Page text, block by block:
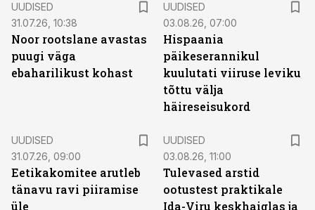
UUDISED
31.07.26, 10:38
Noor rootslane avastas
puugi väga
ebaharilikust kohast
UUDISED
03.08.26, 07:00
Hispaania
päikeserannikul
kuulutati viiruse leviku
tõttu välja
häireseisukord
UUDISED
31.07.26, 09:00
Eetikakomitee arutleb
tänavu ravi piiramise
üle
UUDISED
03.08.26, 11:00
Tulevased arstid
ootustest praktikale
Ida-Viru keskhaiglas ja